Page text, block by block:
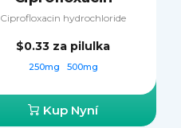
Ciprofloxacin hydrochloride
$0.33 za pilulka
250mg 500mg
Kup Nyní